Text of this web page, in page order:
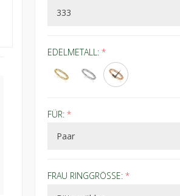
EDELMETALL: *
FÜR: *
FRAU RINGGRÖSSE: *